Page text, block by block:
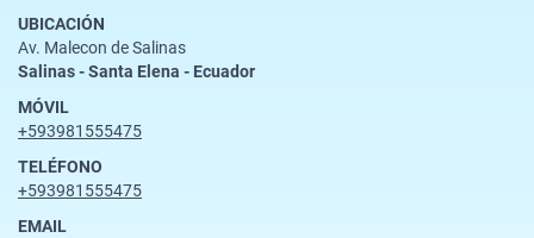
UBICACIÓN
Av. Malecon de Salinas
Salinas - Santa Elena - Ecuador
MÓVIL
+593981555475
TELÉFONO
+593981555475
EMAIL